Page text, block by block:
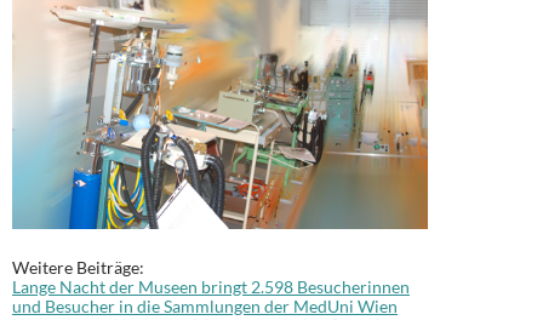
Weitere Beiträge:
Lange Nacht der Museen bringt 2.598 Besucherinnen
und Besucher in die Sammlungen der MedUni Wien